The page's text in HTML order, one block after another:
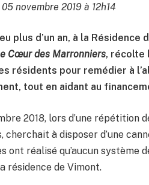
novembre 2019 à 12h14
plus d’un an, à la
Cœur des Marronniers, récolte
résidents pour remédier à
tout en aidant au
2018, lors d’une
cherchait à disposer d’une
ont réalisé qu’aucun système
résidence de Vimont.